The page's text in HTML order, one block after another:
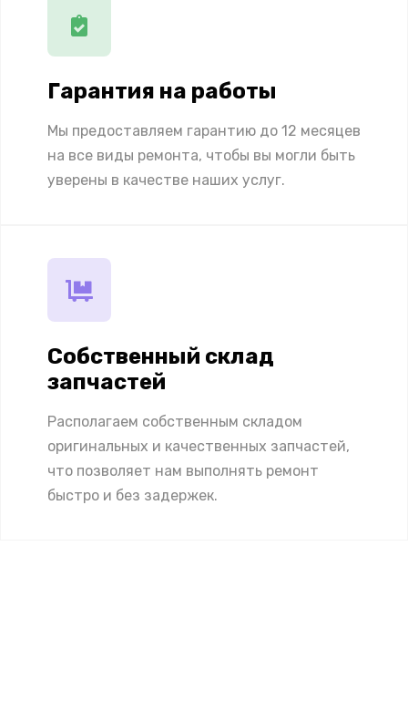
Гарантия на работы
Мы предоставляем гарантию до 12 месяцев
на все виды ремонта, чтобы вы могли быть
уверены в качестве наших услуг.
Собственный склад
запчастей
Располагаем собственным складом
оригинальных и качественных запчастей,
что позволяет нам выполнять ремонт
быстро и без задержек.